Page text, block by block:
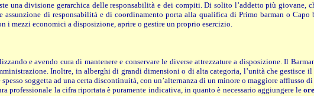
una divisione gerarchica delle responsabilità e dei compiti. Di solito l’addetto più giovane,
di responsabilità e di coordinamento porta alla qualifica di Primo barman o
i mezzi economici a disposizione, aprire o gestire un proprio esercizio.
e avendo cura di mantenere e conservare le diverse attrezzature a disposizione. Il
Inoltre, in alberghi di grandi dimensioni o di alta categoria, l’unità che gestisce
soggetta ad una certa discontinuità, con un’alternanza di un minore o maggiore
professionale la cifra riportata è puramente indicativa, in quanto è necessario aggiungere le